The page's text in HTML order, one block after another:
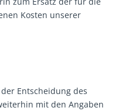
Kosten unserer
Entscheidung des
mit den Angaben